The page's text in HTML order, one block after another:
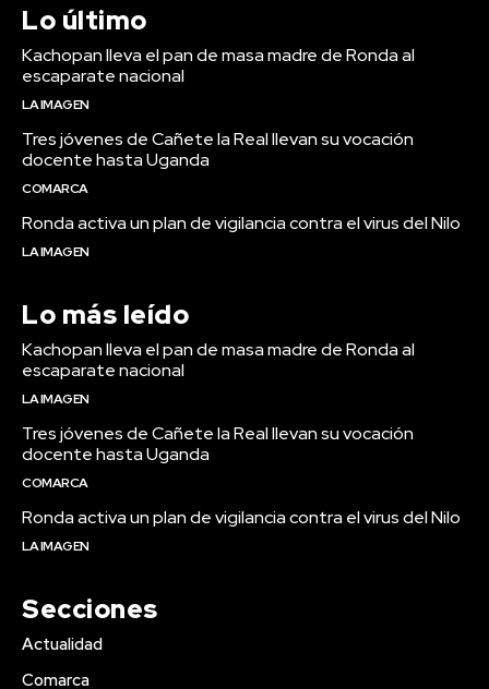
Lo último
Kachopan lleva el pan de masa madre de Ronda al
escaparate nacional
LA IMAGEN
Tres jóvenes de Cañete la Real llevan su vocación
docente hasta Uganda
COMARCA
Ronda activa un plan de vigilancia contra el virus del Nilo
LA IMAGEN
Lo más leído
Kachopan lleva el pan de masa madre de Ronda al
escaparate nacional
LA IMAGEN
Tres jóvenes de Cañete la Real llevan su vocación
docente hasta Uganda
COMARCA
Ronda activa un plan de vigilancia contra el virus del Nilo
LA IMAGEN
Secciones
Actualidad
Comarca